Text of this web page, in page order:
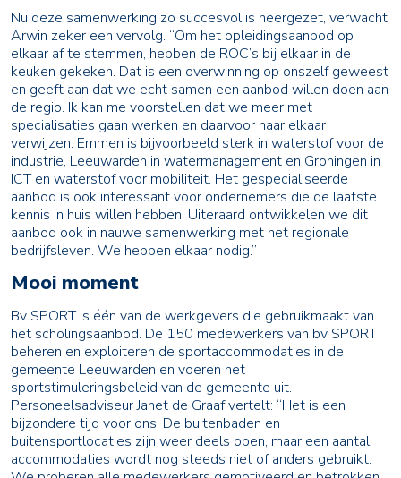
Nu deze samenwerking zo succesvol is neergezet, verwacht
Arwin zeker een vervolg. “Om het opleidingsaanbod op
elkaar af te stemmen, hebben de ROC’s bij elkaar in de
keuken gekeken. Dat is een overwinning op onszelf geweest
en geeft aan dat we echt samen een aanbod willen doen aan
de regio. Ik kan me voorstellen dat we meer met
specialisaties gaan werken en daarvoor naar elkaar
verwijzen. Emmen is bijvoorbeeld sterk in waterstof voor de
industrie, Leeuwarden in watermanagement en Groningen in
ICT en waterstof voor mobiliteit. Het gespecialiseerde
aanbod is ook interessant voor ondernemers die de laatste
kennis in huis willen hebben. Uiteraard ontwikkelen we dit
aanbod ook in nauwe samenwerking met het regionale
bedrijfsleven. We hebben elkaar nodig.”
Mooi moment
Bv SPORT is één van de werkgevers die gebruikmaakt van
het scholingsaanbod. De 150 medewerkers van bv SPORT
beheren en exploiteren de sportaccommodaties in de
gemeente Leeuwarden en voeren het
sportstimuleringsbeleid van de gemeente uit.
Personeelsadviseur Janet de Graaf vertelt: “Het is een
bijzondere tijd voor ons. De buitenbaden en
buitensportlocaties zijn weer deels open, maar een aantal
accommodaties wordt nog steeds niet of anders gebruikt.